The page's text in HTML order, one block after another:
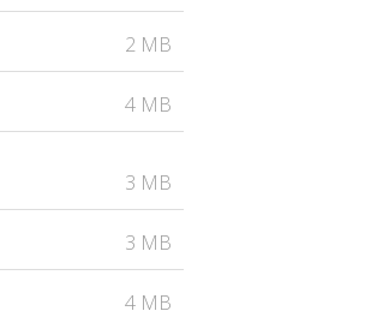
2 MB
4 MB
3 MB
3 MB
4 MB